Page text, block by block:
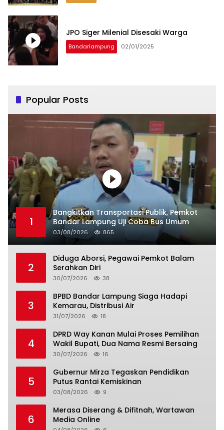
JPO Siger Milenial Disesaki Warga
Bandarlampung 02/01/2025
Popular Posts
1
Bangkitkan Transportasi Publik, Pemkot
Bandar Lampung Uji Coba Bus Umum
03/08/2026 865
2
Diduga Aborsi, Pegawai Pemkot Balam
Serahkan Diri
30/07/2026 38
3
BPBD Bandar Lampung Siaga Hadapi
Kemarau, Distribusi Air
31/07/2026 18
4
DPRD Way Kanan Mulai Proses Pemilihan
Wakil Bupati, Dua Nama Resmi Bersaing
30/07/2026 16
5
Gubernur Mirza Tegaskan Pendidikan
Putus Rantai Kemiskinan
03/08/2026 9
6
Merasa Diserang & Difitnah, Wartawan
Media Online